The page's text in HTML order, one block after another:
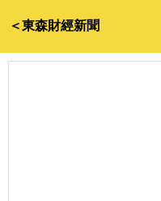
＜東森財經新聞